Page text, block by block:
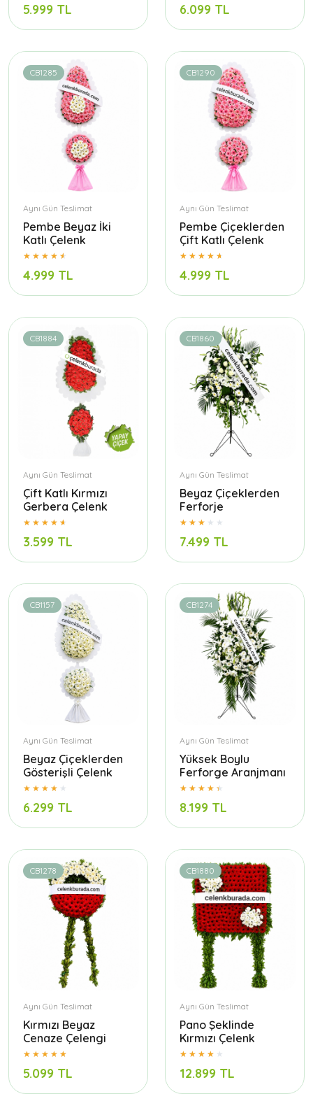
5.999 TL 6.099 TL
CB1285
Aynı Gün Teslimat
Pembe Beyaz İki
Katlı Çelenk
4.999 TL
CB1290
Aynı Gün Teslimat
Pembe Çiçeklerden
Çift Katlı Çelenk
4.999 TL
CB1884
Aynı Gün Teslimat
Çift Katlı Kırmızı
Gerbera Çelenk
3.599 TL
CB1860
Aynı Gün Teslimat
Beyaz Çiçeklerden
Ferforje
7.499 TL
CB1157
Aynı Gün Teslimat
Beyaz Çiçeklerden
Gösterişli Çelenk
6.299 TL
CB1274
Aynı Gün Teslimat
Yüksek Boylu
Ferforge Aranjmanı
8.199 TL
CB1278
Aynı Gün Teslimat
Kırmızı Beyaz
Cenaze Çelengi
5.099 TL
CB1880
Aynı Gün Teslimat
Pano Şeklinde
Kırmızı Çelenk
12.899 TL